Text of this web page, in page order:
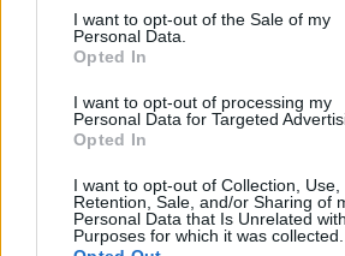
consent section.
I want to opt-out of the Sale of my
Personal Data.
Opted In
I want to opt-out of processing my
Personal Data for Targeted
Opted In
I want to opt-out of Collection, Use,
Retention, Sale, and/or Sharing of
Personal Data that Is Unrelated
Purposes for which it was collected.
Notizie in tempo
GalluraOggi.it
Inviaci le tue